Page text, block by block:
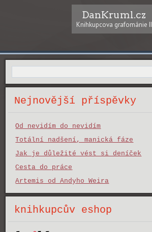
DanKruml.cz
Knihkupcova grafománie II
Nejnovější příspěvky
Od nevidím do nevidím
Totální nadšení, manická fáze
Jak je důležité vést si deníček
Cesta do práce
Artemis od Andyho Weira
knihkupcův eshop